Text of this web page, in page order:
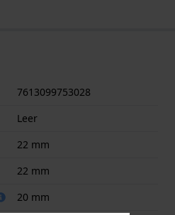
7613099753028
Leer
22 mm
22 mm
20 mm